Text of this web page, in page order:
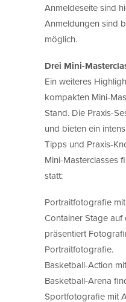
Anmeldeseite sind
Anmeldungen sind
möglich.
Drei Mini-
Ein weiteres
kompakten Mini-
Stand. Die Praxis-
und bieten ein
Tipps und Praxis-
Mini-Masterclasses
statt:
Portraitfotografie
Container Stage
präsentiert
Portraitfotografie.
Basketball-Action
Basketball-Arena
Sportfotografie mit